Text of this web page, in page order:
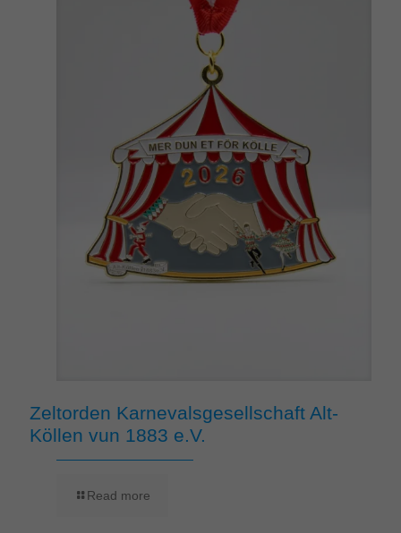
Zeltorden Karnevalsgesellschaft Alt-
Köllen vun 1883 e.V.
Read more